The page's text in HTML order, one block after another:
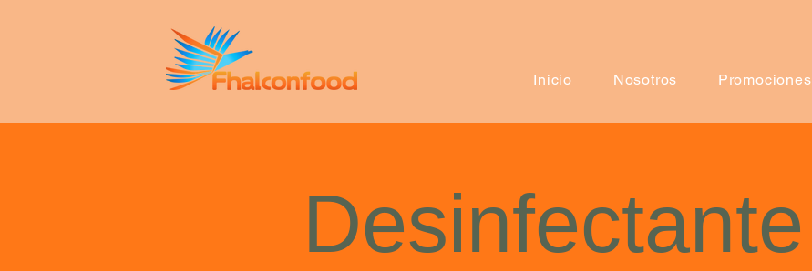
Inicio Nosotros Promociones
Desinfectante